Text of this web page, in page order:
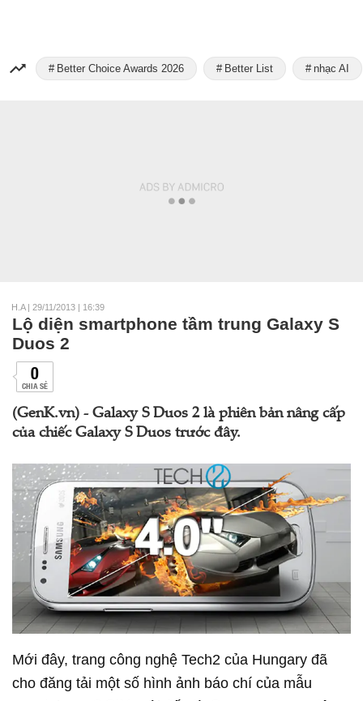
Better Choice Awards 2026 Better List nhạc AI
H.A | 29/11/2013 | 16:39
Lộ diện smartphone tầm trung Galaxy S
Duos 2
0
CHIA SẺ
(GenK.vn) - Galaxy S Duos 2 là phiên bản nâng cấp
của chiếc Galaxy S Duos trước đây.
Mới đây, trang công nghệ Tech2 của Hungary đã
cho đăng tải một số hình ảnh báo chí của mẫu